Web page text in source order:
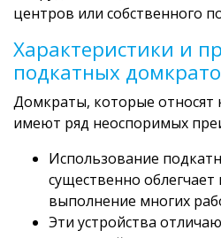
центров или собственного
Характеристики и
подкатных
Домкраты, которые относят
имеют ряд неоспоримых
Использование
существенно облегчает
выполнение многих
Эти устройства